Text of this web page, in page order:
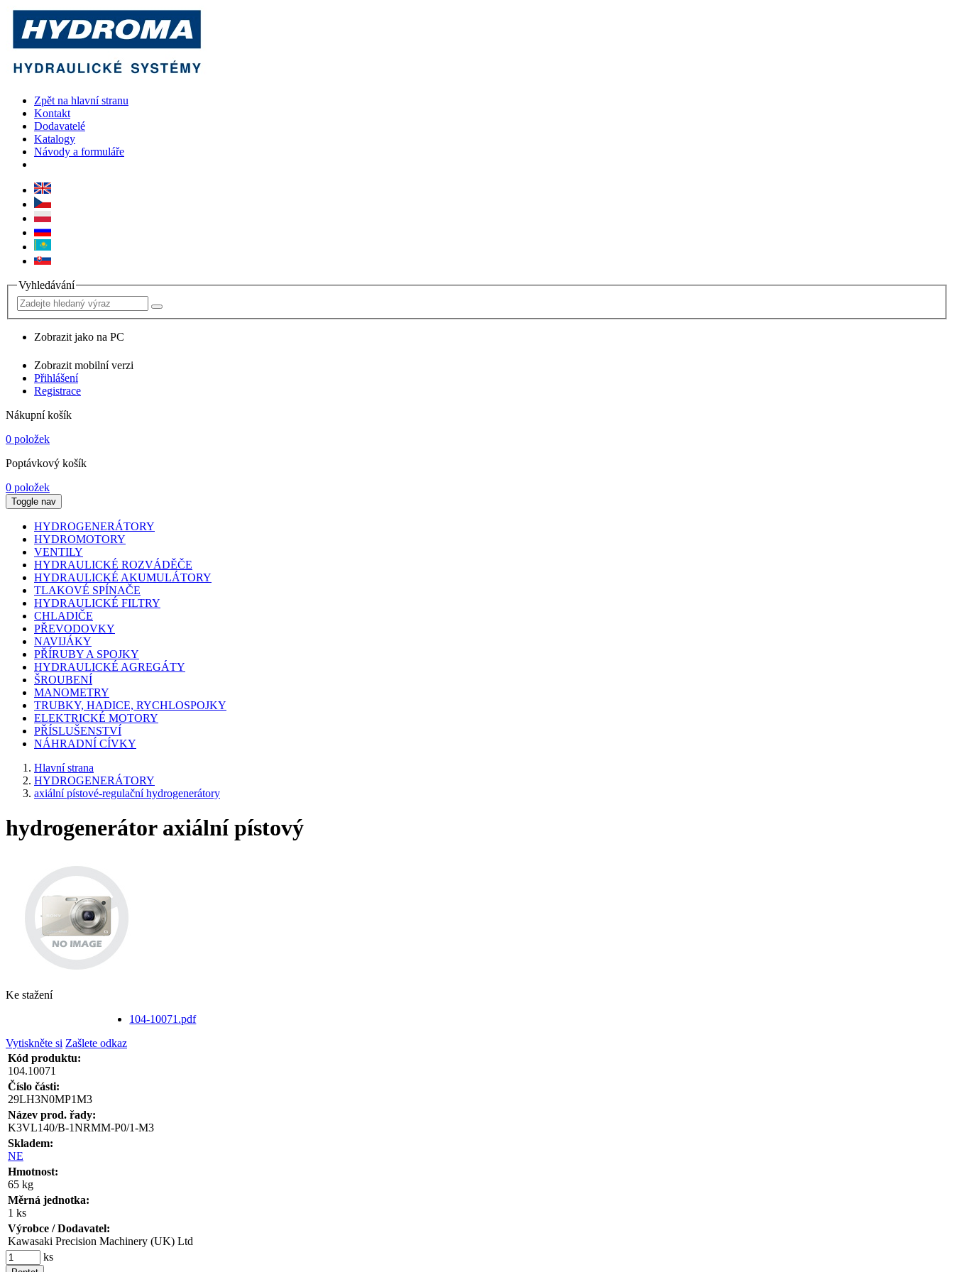
Zpět na hlavní stranu
Kontakt
Dodavatelé
Katalogy
Návody a formuláře
Vyhledávání
Zobrazit jako na PC
Zobrazit mobilní verzi
Přihlášení
Registrace
Nákupní košík
0 položek
Poptávkový košík
0 položek
Toggle nav
HYDROGENERÁTORY
HYDROMOTORY
VENTILY
HYDRAULICKÉ ROZVÁDĚČE
HYDRAULICKÉ AKUMULÁTORY
TLAKOVÉ SPÍNAČE
HYDRAULICKÉ FILTRY
CHLADIČE
PŘEVODOVKY
NAVIJÁKY
PŘÍRUBY A SPOJKY
HYDRAULICKÉ AGREGÁTY
ŠROUBENÍ
MANOMETRY
TRUBKY, HADICE, RYCHLOSPOJKY
ELEKTRICKÉ MOTORY
PŘÍSLUŠENSTVÍ
NÁHRADNÍ CÍVKY
Hlavní strana
HYDROGENERÁTORY
axiální pístové-regulační hydrogenerátory
hydrogenerátor axiální pístový
Ke stažení
104-10071.pdf
Vytiskněte si Zašlete odkaz
Kód produktu:
104.10071
Číslo části:
29LH3N0MP1M3
Název prod. řady:
K3VL140/B-1NRMM-P0/1-M3
Skladem:
NE
Hmotnost:
65 kg
Měrná jednotka:
1 ks
Výrobce / Dodavatel:
Kawasaki Precision Machinery (UK) Ltd
ks